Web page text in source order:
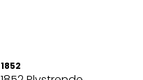
1852